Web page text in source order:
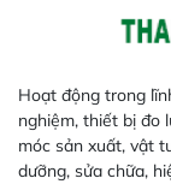
Hoạt động trong
nghiệm, thiết bị đo
móc sản xuất, vật
dưỡng, sửa chữa,